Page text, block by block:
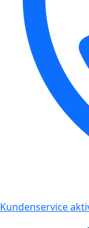
Kundenservice